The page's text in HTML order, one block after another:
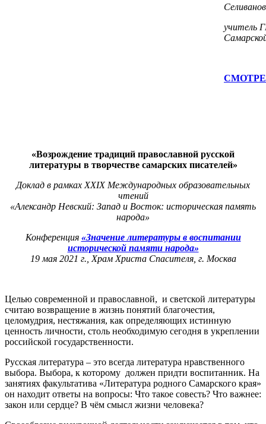
учитель
«Возрождение традиций православной русской
литературы в творчестве самарских писателей»
Доклад в рамках XXIХ Международных образовательных
чтений
«Александр Невский: Запад и Восток: историческая память
народа»
Конференция «Значение литературы в воспитании
исторической памяти народа»
19 мая 2021 г., Храм Христа Спасителя, г. Москва
Целью современной и православной, и светской литературы
считаю возвращение в жизнь понятий благочестия,
целомудрия, нестяжания, как определяющих истинную
ценность личности, столь необходимую сегодня в укреплении
российской государственности.
Русская литература – это всегда литература нравственного
выбора. Выбора, к которому должен придти воспитанник. На
занятиях факультатива «Литература родного Самарского края»
он находит ответы на вопросы: Что такое совесть? Что важнее:
закон или сердце? В чём смысл жизни человека?